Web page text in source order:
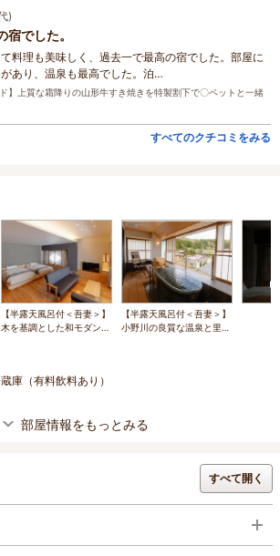
)
でした。
料理も美味しく、過去一で最高の宿でした。部屋に
あり、温泉も最高でした。泊…
】上質な霜降りの山形牛すき焼きを特製割下で〇ペットと一緒
すべてのクチコミをみる
【半露天風呂付＜吾妻＞】
木を基調とした和モダンベ
【半露天風呂付＜吾妻＞】
小野川の良質な温泉と里山
庫（有料飲料あり）
部屋情報をもっとみる
すべて開く